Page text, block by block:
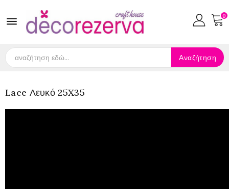
 0
Αναζήτηση
Lace Λευκό 25X35